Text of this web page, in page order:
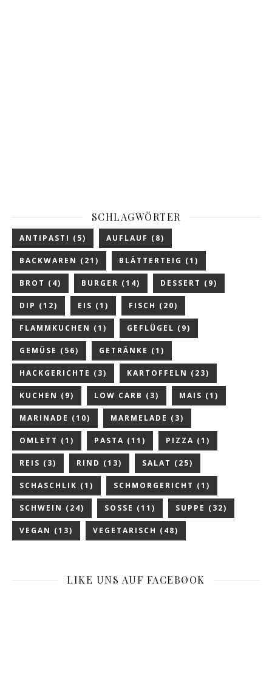
SCHLAGWÖRTER
ANTIPASTI (5) AUFLAUF (8)
BACKWAREN (21) BLÄTTERTEIG (1)
BROT (4) BURGER (14) DESSERT (9)
DIP (12) EIS (1) FISCH (20)
FLAMMKUCHEN (1) GEFLÜGEL (9)
GEMÜSE (56) GETRÄNKE (1)
HACKGERICHTE (3) KARTOFFELN (23)
KUCHEN (9) LOW CARB (3) MAIS (1)
MARINADE (10) MARMELADE (3)
OMLETT (1) PASTA (11) PIZZA (1)
REIS (3) RIND (13) SALAT (25)
SCHASCHLIK (1) SCHMORGERICHT (1)
SCHWEIN (24) SOSSE (11) SUPPE (32)
VEGAN (13) VEGETARISCH (48)
LIKE UNS AUF FACEBOOK